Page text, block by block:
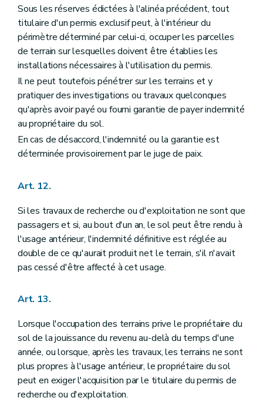
Sous les réserves édictées à l'alinéa précédent, tout
titulaire d'un permis exclusif peut, à l'intérieur du
périmètre déterminé par celui-ci, occuper les parcelles
de terrain sur lesquelles doivent être établies les
installations nécessaires à l'utilisation du permis.
Il ne peut toutefois pénétrer sur les terrains et y
pratiquer des investigations ou travaux quelconques
qu'après avoir payé ou fourni garantie de payer indemnité
au propriétaire du sol.
En cas de désaccord, l'indemnité ou la garantie est
déterminée provisoirement par le juge de paix.
Art. 12.
Si les travaux de recherche ou d'exploitation ne sont que
passagers et si, au bout d'un an, le sol peut être rendu à
l'usage antérieur, l'indemnité définitive est réglée au
double de ce qu'aurait produit net le terrain, s'il n'avait
pas cessé d'être affecté à cet usage.
Art. 13.
Lorsque l'occupation des terrains prive le propriétaire du
sol de la jouissance du revenu au-delà du temps d'une
année, ou lorsque, après les travaux, les terrains ne sont
plus propres à l'usage antérieur, le propriétaire du sol
peut en exiger l'acquisition par le titulaire du permis de
recherche ou d'exploitation.